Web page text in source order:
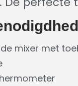
mixer met